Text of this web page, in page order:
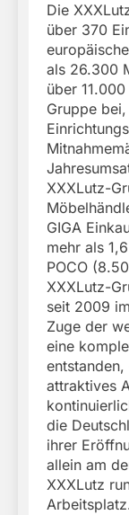
Die
über 370
als 26.300
über
Gruppe
XXXLutz-
GIGA
mehr als
POCO
XXXLutz-
seit 2009
Zuge der
eine
attraktives
die
ihrer
allein am
XXXLutz